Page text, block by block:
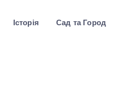
Історія Сад та Город